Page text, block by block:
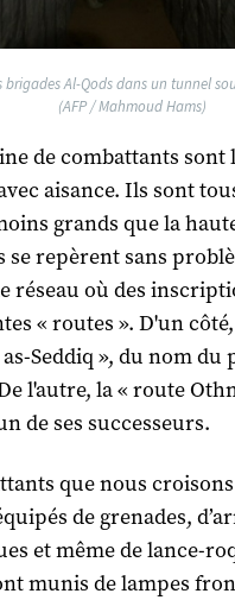
brigades Al-Qods dans un tunnel
(AFP / Mahmoud Hams)
de combattants sont
aisance. Ils sont
grands que la
se repèrent sans
réseau où des
« routes ». D'un
Seddiq », du nom
l'autre, la « route
de ses successeurs.
que nous
de grenades,
et même de lance-
munis de lampes